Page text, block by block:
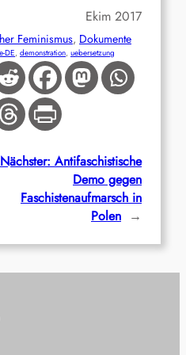
Ekim 2017
Feminismus, Dokumente
DE, demonstration, uebersetzung
Nächster: Antifaschistische
Demo gegen
Faschistenaufmarsch in
Polen →